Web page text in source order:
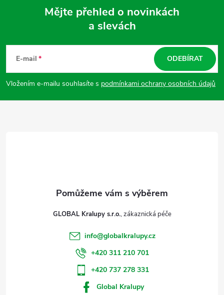
p
a
Mějte přehled o novinkách
a slevách
E-mail
Vložením e-mailu souhlasíte s podmínkami ochrany osobních údajů
ODEBÍRAT
GLOBAL Kralupy s.r.o.
info@globalkralupy.cz
+420 311 210 701
+420 737 278 331
Global Kralupy